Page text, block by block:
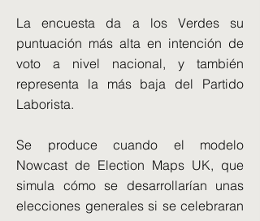
La encuesta da a los Verdes su
puntuación más alta en intención de
voto a nivel nacional, y también
representa la más baja del Partido
Laborista.
Se produce cuando el modelo
Nowcast de Election Maps UK, que
simula cómo se desarrollarían unas
elecciones generales si se celebraran